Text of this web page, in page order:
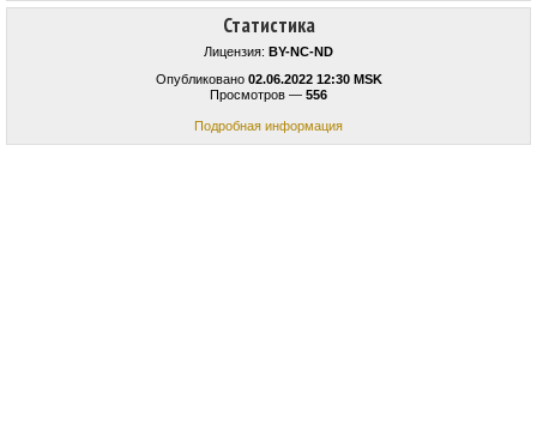
Статистика
Лицензия: BY-NC-ND
Опубликовано 02.06.2022 12:30 MSK
Просмотров — 556
Подробная информация